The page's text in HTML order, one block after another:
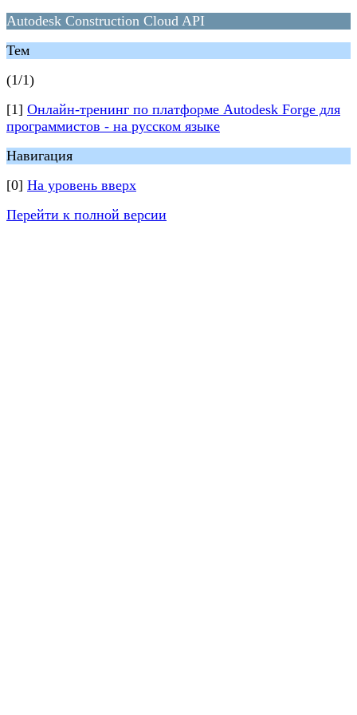
Autodesk Construction Cloud API
Тем
(1/1)
[1] Онлайн-тренинг по платформе Autodesk Forge для
программистов - на русском языке
Навигация
[0] На уровень вверх
Перейти к полной версии